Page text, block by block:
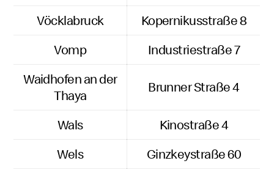
Vöcklabruck
Kopernikusstraße 8
Vomp
Industriestraße 7
Waidhofen an der
Thaya
Brunner Straße 4
Wals
Kinostraße 4
Wels
Ginzkeystraße 60